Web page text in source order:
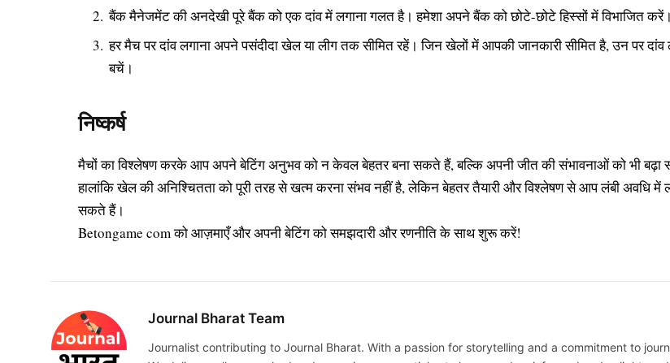
बैंक मैनेजमेंट की अनदेखी पूरे बैंक को एक दांव में लगाना गलत है। हमेशा अपने बैंक को छोटे-छोटे हिस्सों में विभाजित करें।
हर मैच पर दांव लगाना अपने पसंदीदा खेल या लीग तक सीमित रहें। जिन खेलों में आपकी जानकारी सीमित है, उन पर
बचें।
निष्कर्ष
मैचों का विश्लेषण करके आप अपने बेटिंग अनुभव को न केवल बेहतर बना सकते हैं, बल्कि अपनी जीत की संभावनाओं को भी बढ़ा
हालांकि खेल की अनिश्चितता को पूरी तरह से खत्म करना संभव नहीं है, लेकिन बेहतर तैयारी और विश्लेषण से आप लंबी अवधि में
सकते हैं।
Betongame com को आज़माएँ और अपनी बेटिंग को समझदारी और रणनीति के साथ शुरू करें!
Journal Bharat Team
Journalist contributing to Journal Bharat. With a passion for storytelling and a commitment to